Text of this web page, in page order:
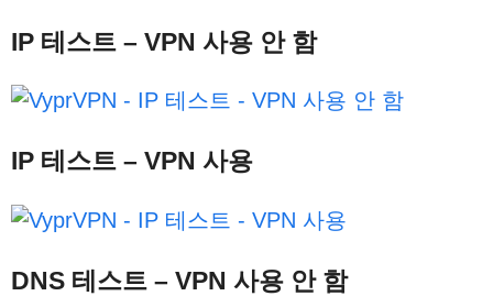
IP 테스트 – VPN 사용 안 함
IP 테스트 – VPN 사용
DNS 테스트 – VPN 사용 안 함